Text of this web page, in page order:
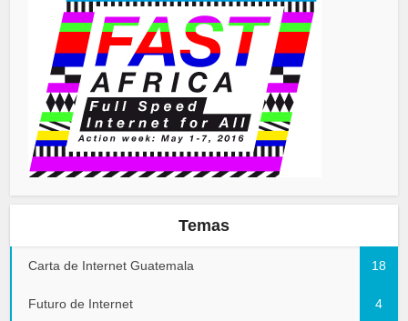
Temas
Carta de Internet Guatemala 18
Futuro de Internet 4